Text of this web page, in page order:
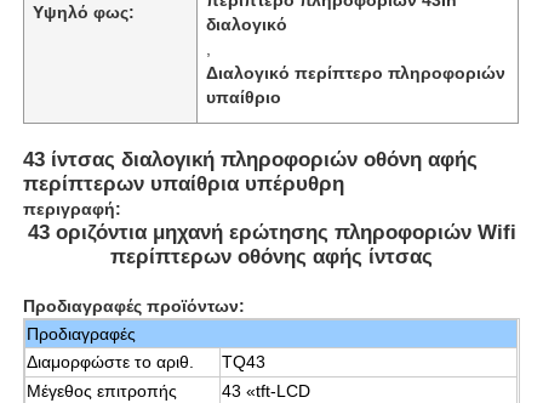
Γύρος εργοστασίων
Ποιοτικός έλεγχος
επαφή
Ζητήστε ένα απόσπασμα
Διαλογικός ψηφιακός πίνακας
Εκπαίδευση διαλογικό Whiteboard
Υψηλό φως:
διαλογικό
Διαλογικό περίπτερο πληροφοριών
υπαίθριο
43 ίντσας διαλογική πληροφοριών οθόνη αφής
περίπτερων υπαίθρια υπέρυθρη
περιγραφή:
43 οριζόντια μηχανή ερώτησης πληροφοριών Wifi
περίπτερων οθόνης αφής ίντσας
Προδιαγραφές προϊόντων:
Προδιαγραφές
Διαμορφώστε το αριθ.
TQ43
Μέγεθος επιτροπής
43 «tft-LCD